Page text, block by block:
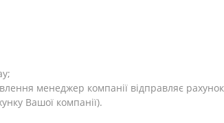
менеджер компанії відправляє
Вашої компанії).